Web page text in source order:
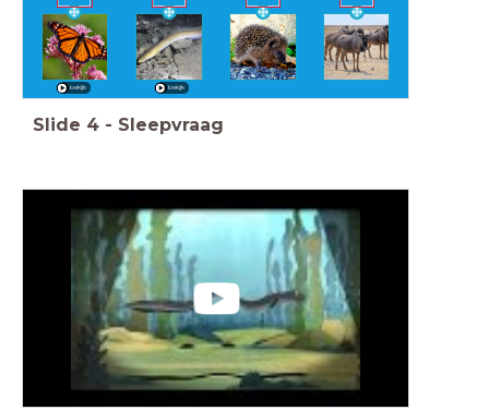
bekijk bekijk
Slide 4 - Sleepvraag